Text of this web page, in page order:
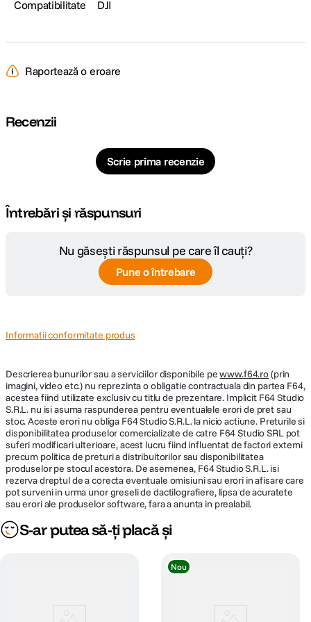
Compatibilitate DJI
Raportează o eroare
Recenzii
Scrie prima recenzie
Întrebări și răspunsuri
Nu găsești răspunsul pe care îl cauți?
Pune o întrebare
Informatii conformitate produs
Descrierea bunurilor sau a serviciilor disponibile pewww.f64.ro(prin
imagini, video etc.) nu reprezinta o obligatie contractuala din partea F64,
acestea fiind utilizate exclusiv cu titlu de prezentare. Implicit F64 Studio
S.R.L. nu isi asuma raspunderea pentru eventualele erori de pret sau
stoc. Aceste erori nu obliga F64 Studio S.R.L. la nicio actiune. Preturile si
disponibilitatea produselor comercializate de catre F64 Studio SRL pot
suferi modificari ulterioare, acest lucru fiind influentat de factori externi
precum politica de preturi a distribuitorilor sau disponibilitatea
produselor pe stocul acestora. De asemenea, F64 Studio S.R.L. isi
rezerva dreptul de a corecta eventuale omisiuni sau erori in afisare care
pot surveni in urma unor greseli de dactilografiere, lipsa de acuratete
sau erori ale produselor software, fara a anunta in prealabil.
S-ar putea să-ți placă și
Nou